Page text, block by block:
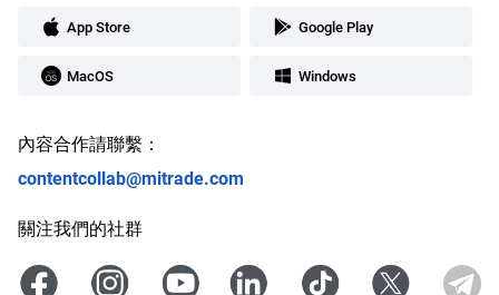
App Store Google Play
MacOS Windows
內容合作請聯繫：
contentcollab@mitrade.com
關注我們的社群